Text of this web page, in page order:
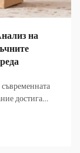
на
достига
към околната